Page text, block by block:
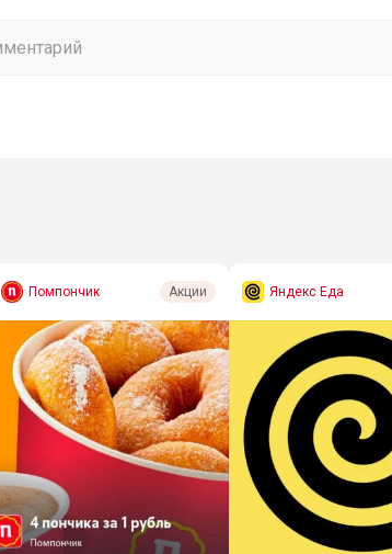
Помпончик Акции Яндекс Еда